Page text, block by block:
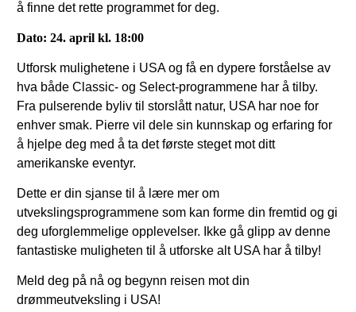
å finne det rette programmet for deg.
Dato: 24. april kl. 18:00
Utforsk mulighetene i USA og få en dypere forståelse av
hva både Classic- og Select-programmene har å tilby.
Fra pulserende byliv til storslått natur, USA har noe for
enhver smak. Pierre vil dele sin kunnskap og erfaring for
å hjelpe deg med å ta det første steget mot ditt
amerikanske eventyr.
Dette er din sjanse til å lære mer om
utvekslingsprogrammene som kan forme din fremtid og gi
deg uforglemmelige opplevelser. Ikke gå glipp av denne
fantastiske muligheten til å utforske alt USA har å tilby!
Meld deg på nå og begynn reisen mot din
drømmeutveksling i USA!